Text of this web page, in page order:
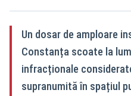
Un dosar de amploare
Constanța scoate la
infracționale
supranumită în spațiul